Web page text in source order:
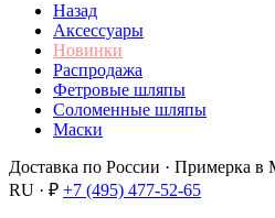
Назад
Аксессуары
Новинки
Распродажа
Фетровые шляпы
Соломенные шляпы
Маски
Доставка по России · Примерка в
RU · ₽ +7 (495) 477-52-65